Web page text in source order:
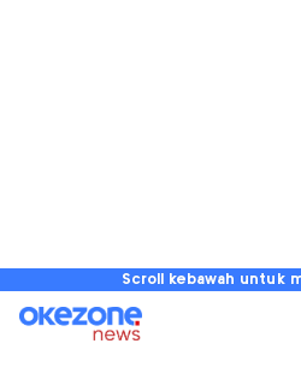
Scroll kebawah untuk